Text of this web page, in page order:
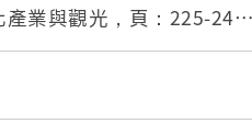
陸湄洲島僅20海浬距離，
員會，直至民國81年11月
與金門之間並無交通船，
業與觀光，頁：225-24
cp.aspx?n=75
。